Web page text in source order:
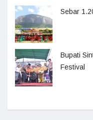
Sebar
Bupati
Festival